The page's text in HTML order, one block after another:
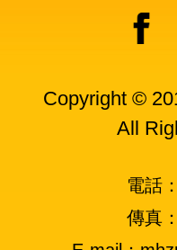
Copyright ©
All
電話
傳真